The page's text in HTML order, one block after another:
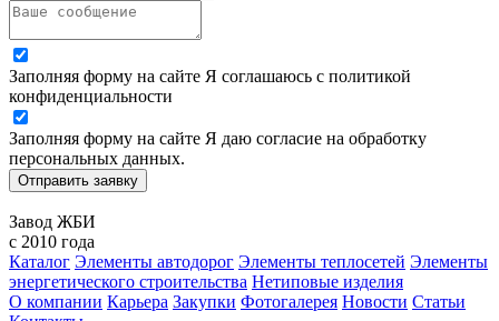
Заполняя форму на сайте Я соглашаюсь с политикой
конфиденциальности
Заполняя форму на сайте Я даю согласие на обработку
персональных данных.
Отправить заявку
Завод ЖБИ
с 2010 года
Каталог Элементы автодорог Элементы теплосетей Элементы
энергетического строительства Нетиповые изделия
О компании Карьера Закупки Фотогалерея Новости Статьи